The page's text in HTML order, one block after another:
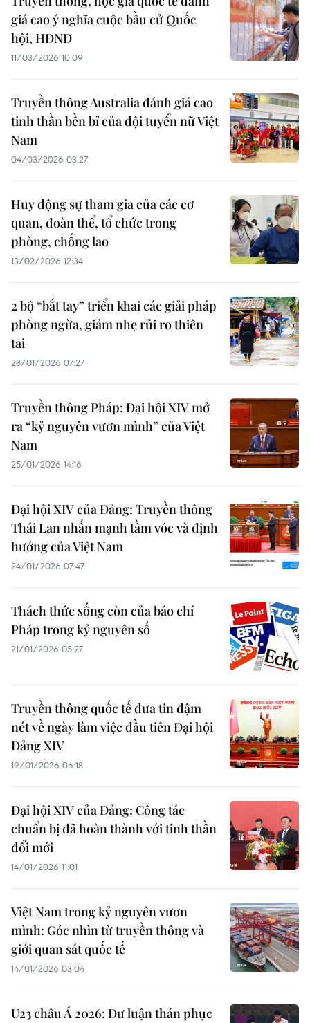
giá cao ý nghĩa cuộc bầu cử Quốc
hội, HĐND
11/03/2026 10:09
Truyền thông Australia đánh giá cao
tinh thần bền bỉ của đội tuyển nữ Việt
Nam
04/03/2026 03:27
Huy động sự tham gia của các cơ
quan, đoàn thể, tổ chức trong
phòng, chống lao
13/02/2026 12:34
2 bộ “bắt tay” triển khai các giải pháp
phòng ngừa, giảm nhẹ rủi ro thiên
tai
28/01/2026 07:27
Truyền thông Pháp: Đại hội XIV mở
ra “kỷ nguyên vươn mình” của Việt
Nam
25/01/2026 14:16
Đại hội XIV của Đảng: Truyền thông
Thái Lan nhấn mạnh tầm vóc và định
hướng của Việt Nam
24/01/2026 07:47
Thách thức sống còn của báo chí
Pháp trong kỷ nguyên số
21/01/2026 05:27
Truyền thông quốc tế đưa tin đậm
nét về ngày làm việc đầu tiên Đại hội
Đảng XIV
19/01/2026 06:18
Đại hội XIV của Đảng: Công tác
chuẩn bị đã hoàn thành với tinh thần
đổi mới
14/01/2026 11:01
Việt Nam trong kỷ nguyên vươn
mình: Góc nhìn từ truyền thông và
giới quan sát quốc tế
14/01/2026 03:04
U23 châu Á 2026: Dư luận thán phục